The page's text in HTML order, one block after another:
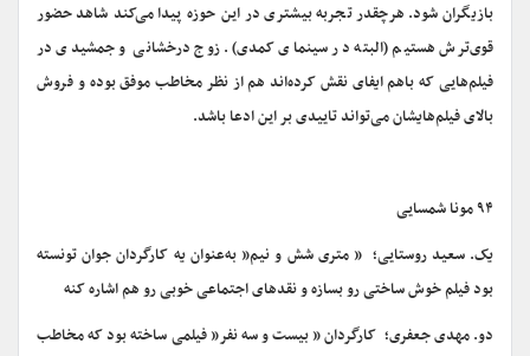
بازیگران شود. هرچقدر تجربه بیشتری در این حوزه پیدا می‌کند شاهد حضور
قوی‌ترش هستیم (البته در سینمای کمدی). زوج درخشانی و جمشیدی در
فیلم‌هایی که باهم ایفای نقش کرده‌اند هم از نظر مخاطب موفق بوده و فروش
بالای فیلم‌هایشان می‌تواند تاییدی بر این ادعا باشد.
۹۴ مونا شمسایی
یک. سعید روستایی؛ ” متری شش و نیم” به‌عنوان یه کارگردان جوان تونسته
بود فیلم خوش ساختی رو بسازه و نقدهای اجتماعی خوبی رو هم اشاره کنه
دو. مهدی جعفری؛ کارگردان ” بیست و سه نفر” فیلمی ساخته بود که مخاطب